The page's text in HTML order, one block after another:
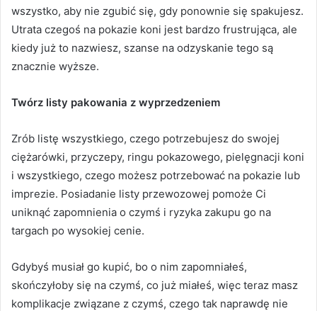
wszystko, aby nie zgubić się, gdy ponownie się spakujesz.
Utrata czegoś na pokazie koni jest bardzo frustrująca, ale
kiedy już to nazwiesz, szanse na odzyskanie tego są
znacznie wyższe.
Twórz listy pakowania z wyprzedzeniem
Zrób listę wszystkiego, czego potrzebujesz do swojej
ciężarówki, przyczepy, ringu pokazowego, pielęgnacji koni
i wszystkiego, czego możesz potrzebować na pokazie lub
imprezie. Posiadanie listy przewozowej pomoże Ci
uniknąć zapomnienia o czymś i ryzyka zakupu go na
targach po wysokiej cenie.
Gdybyś musiał go kupić, bo o nim zapomniałeś,
skończyłoby się na czymś, co już miałeś, więc teraz masz
komplikacje związane z czymś, czego tak naprawdę nie